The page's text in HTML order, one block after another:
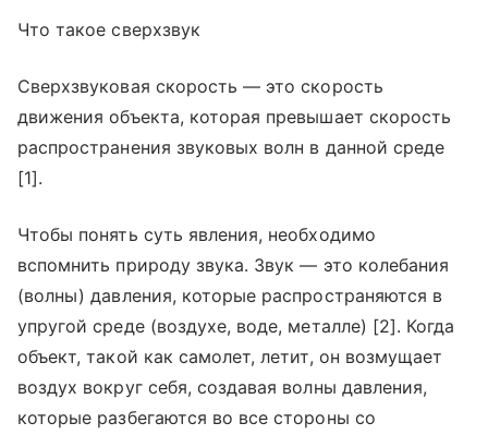
Что такое сверхзвук
Сверхзвуковая скорость — это скорость
движения объекта, которая превышает скорость
распространения звуковых волн в данной среде
[1].
Чтобы понять суть явления, необходимо
вспомнить природу звука. Звук — это колебания
(волны) давления, которые распространяются в
упругой среде (воздухе, воде, металле) [2]. Когда
объект, такой как самолет, летит, он возмущает
воздух вокруг себя, создавая волны давления,
которые разбегаются во все стороны со